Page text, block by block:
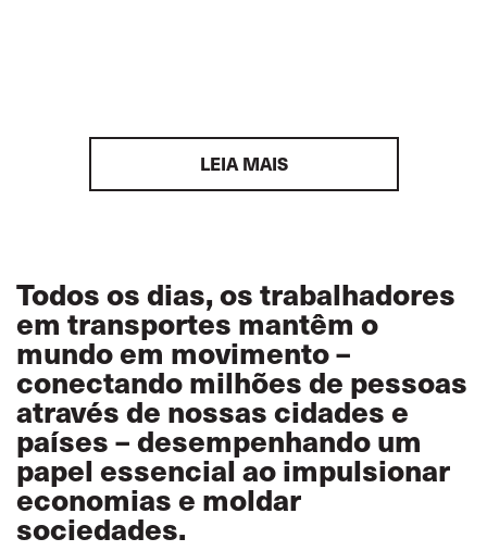
LEIA MAIS
Todos os dias, os trabalhadores
em transportes mantêm o
mundo em movimento –
conectando milhões de pessoas
através de nossas cidades e
países – desempenhando um
papel essencial ao impulsionar
economias e moldar
sociedades.